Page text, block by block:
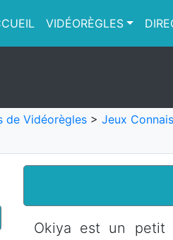
VIDÉORÈGLES
de Vidéorègles > Jeux
Okiya est un petit